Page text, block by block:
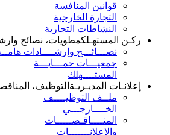
قوانين المنافسة
التجارة الخارجية
النشاطات التجارية
ركـن المستهـلكمطويات، نصائح
نصـــائـــح وإرشــــادات
جمعيـــات حمـــايـــة
المستــــهلك
إعلانـات المديـريـة التوظيف،
ملــف التوظيــــف
الخــــارجـــي
المنــــاقـصـــــات
والإعلانـــــــات